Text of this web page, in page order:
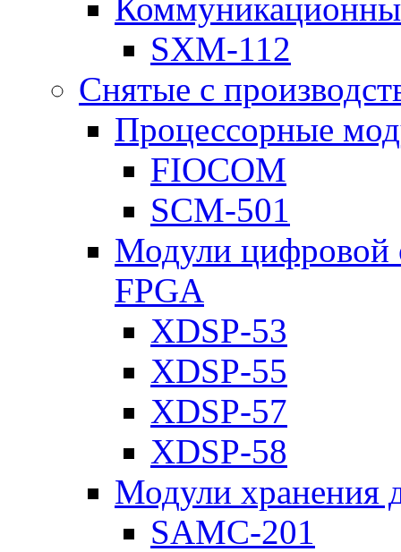
SXM-112
Снятые с
Процессорные
FIOCOM
SCM-501
Модули цифровой
FPGA
XDSP-53
XDSP-55
XDSP-57
XDSP-58
Модули хранения
SAMC-201